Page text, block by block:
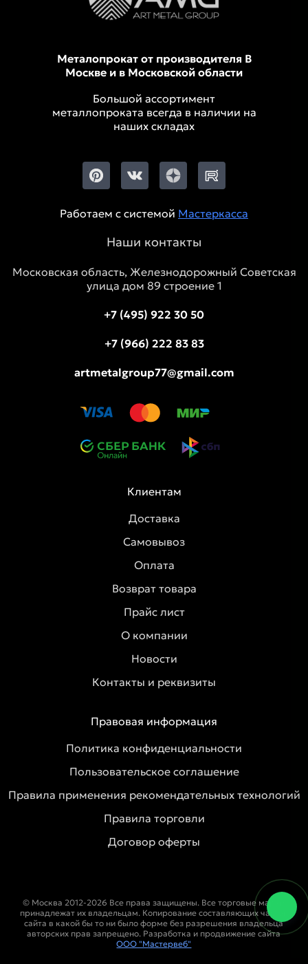
Металопрокат от производителя В
Москве и в Московской области
Большой ассортимент
металлопроката всегда в наличии на
наших складах
Работаем с системой Мастеркасса
Наши контакты
Московская область, Железнодорожный Советская
улица дом 89 строение 1
+7 (495) 922 30 50
+7 (966) 222 83 83
artmetalgroup77@gmail.com
Клиентам
Доставка
Самовывоз
Оплата
Возврат товара
Прайс лист
О компании
Новости
Контакты и реквизиты
Правовая информация
Политика конфиденциальности
Пользовательское соглашение
Правила применения рекомендательных технологий
Правила торговли
Договор оферты
© Москва 2012-2026 Все права защищены. Все торговые марки
принадлежат их владельцам. Копирование составляющих частей
сайта в какой бы то ни было форме без разрешения владельца
авторских прав запрещено. Разработка и продвижение сайта
ООО "Мастервеб"